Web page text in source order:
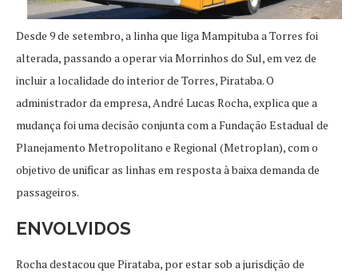
Desde 9 de setembro, a linha que liga Mampituba a Torres foi
alterada, passando a operar via Morrinhos do Sul, em vez de
incluir a localidade do interior de Torres, Pirataba. O
administrador da empresa, André Lucas Rocha, explica que a
mudança foi uma decisão conjunta com a Fundação Estadual de
Planejamento Metropolitano e Regional (Metroplan), com o
objetivo de unificar as linhas em resposta à baixa demanda de
passageiros.
ENVOLVIDOS
Rocha destacou que Pirataba, por estar sob a jurisdição de